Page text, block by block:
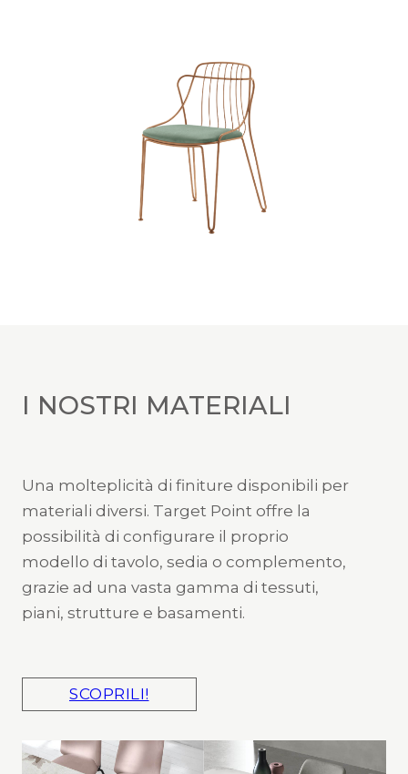
I NOSTRI MATERIALI
Una molteplicità di finiture disponibili per
materiali diversi. Target Point offre la
possibilità di configurare il proprio
modello di tavolo, sedia o complemento,
grazie ad una vasta gamma di tessuti,
piani, strutture e basamenti.
SCOPRILI!